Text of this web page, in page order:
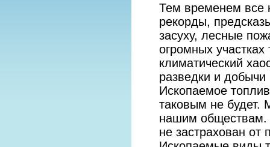
Тем временем все
рекорды,
засуху, лесные
огромных
климатический
разведки и
Ископаемое
таковым не
нашим обществам.
не застрахован от